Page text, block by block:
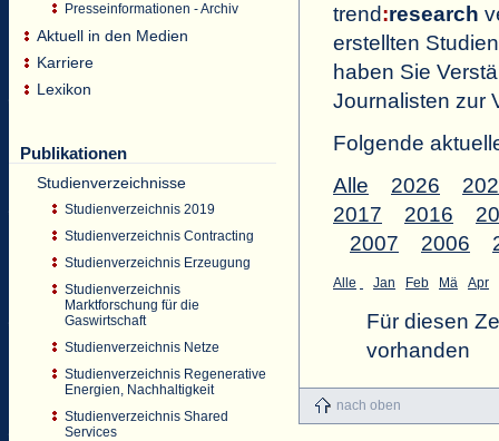
Presseinformationen - Archiv
Aktuell in den Medien
Karriere
Lexikon
Publikationen
Studienverzeichnisse
Studienverzeichnis 2019
Studienverzeichnis Contracting
Studienverzeichnis Erzeugung
Studienverzeichnis
Marktforschung für die
Gaswirtschaft
Studienverzeichnis Netze
Studienverzeichnis Regenerative
Energien, Nachhaltigkeit
Studienverzeichnis Shared
Services
trend:research
erstellten
haben Sie
Journalisten zur
Folgende
Alle
2026
2017
2016
2007
2006
Alle Jan Feb Mä Apr
Für diesen
vorhanden
nach oben